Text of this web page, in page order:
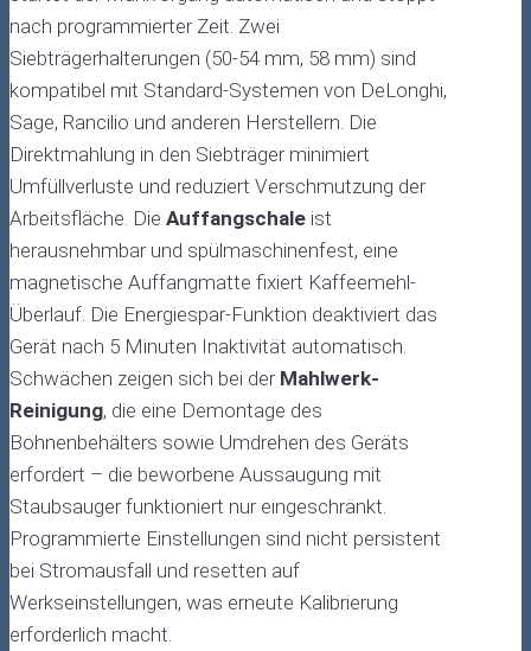
nach programmierter Zeit. Zwei
Siebträgerhalterungen (50-54 mm, 58 mm) sind
kompatibel mit Standard-Systemen von DeLonghi,
Sage, Rancilio und anderen Herstellern. Die
Direktmahlung in den Siebträger minimiert
Umfüllverluste und reduziert Verschmutzung der
Arbeitsfläche. Die Auffangschale ist
herausnehmbar und spülmaschinenfest, eine
magnetische Auffangmatte fixiert Kaffeemehl-
Überlauf. Die Energiespar-Funktion deaktiviert das
Gerät nach 5 Minuten Inaktivität automatisch.
Schwächen zeigen sich bei der Mahlwerk-
Reinigung, die eine Demontage des
Bohnenbehälters sowie Umdrehen des Geräts
erfordert – die beworbene Aussaugung mit
Staubsauger funktioniert nur eingeschränkt.
Programmierte Einstellungen sind nicht persistent
bei Stromausfall und resetten auf
Werkseinstellungen, was erneute Kalibrierung
erforderlich macht.